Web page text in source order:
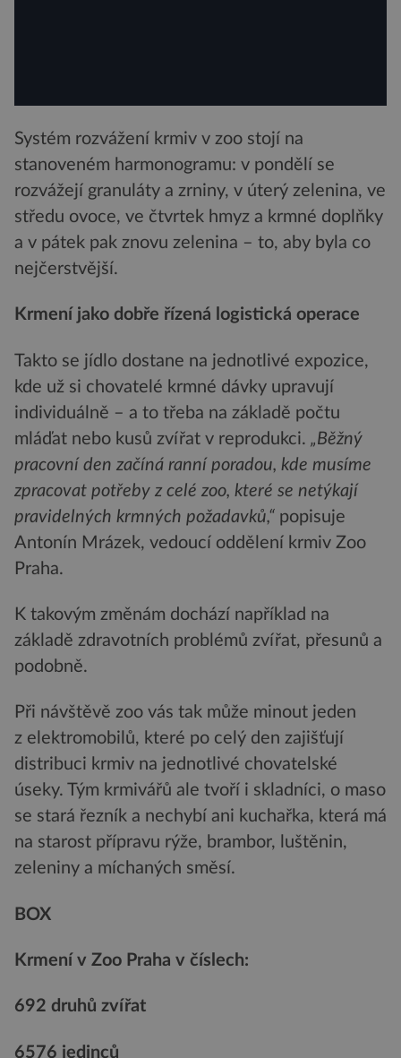
Systém rozvážení krmiv v zoo stojí na
stanoveném harmonogramu: v pondělí se
rozvážejí granuláty a zrniny, v úterý zelenina, ve
středu ovoce, ve čtvrtek hmyz a krmné doplňky
a v pátek pak znovu zelenina – to, aby byla co
nejčerstvější.
Krmení jako dobře řízená logistická operace
Takto se jídlo dostane na jednotlivé expozice,
kde už si chovatelé krmné dávky upravují
individuálně – a to třeba na základě počtu
mláďat nebo kusů zvířat v reprodukci. „Běžný
pracovní den začíná ranní poradou, kde musíme
zpracovat potřeby z celé zoo, které se netýkají
pravidelných krmných požadavků,“ popisuje
Antonín Mrázek, vedoucí oddělení krmiv Zoo
Praha.
K takovým změnám dochází například na
základě zdravotních problémů zvířat, přesunů a
podobně.
Při návštěvě zoo vás tak může minout jeden
z elektromobilů, které po celý den zajišťují
distribuci krmiv na jednotlivé chovatelské
úseky. Tým krmivářů ale tvoří i skladníci, o maso
se stará řezník a nechybí ani kuchařka, která má
na starost přípravu rýže, brambor, luštěnin,
zeleniny a míchaných směsí.
BOX
Krmení v Zoo Praha v číslech:
692 druhů zvířat
6576 jedinců